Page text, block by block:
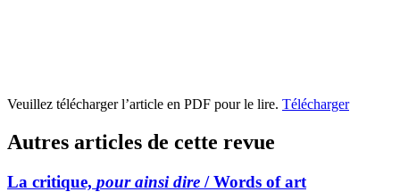
Veuillez télécharger l’article en PDF pour le lire. Télécharger
Autres articles de cette revue
La critique, pour ainsi dire / Words of art